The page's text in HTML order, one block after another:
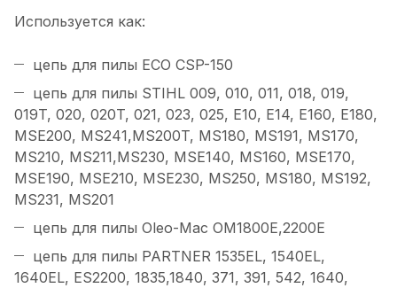
Используется как:
цепь для пилы ECO CSP-150
цепь для пилы STIHL 009, 010, 011, 018, 019,
019T, 020, 020T, 021, 023, 025, E10, E14, E160, E180,
MSE200, MS241,MS200T, MS180, MS191, MS170,
MS210, MS211,MS230, MSE140, MS160, MSE170,
MSE190, MSE210, MSE230, MS250, MS180, MS192,
MS231, MS201
цепь для пилы Oleo-Mac OM1800E,2200E
цепь для пилы PARTNER 1535EL, 1540EL,
1640EL, ES2200, 1835,1840, 371, 391, 542, 1640,